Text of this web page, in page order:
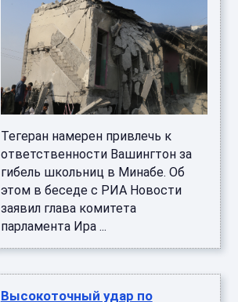
Тегеран намерен привлечь к
ответственности Вашингтон за
гибель школьниц в Минабе. Об
этом в беседе с РИА Новости
заявил глава комитета
парламента Ира ...
Высокоточный удар по